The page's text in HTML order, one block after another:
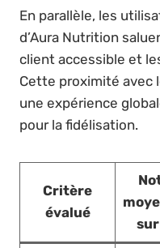
En parallèle, les
d’Aura Nutrition
client accessible et
Cette proximité avec
une expérience
pour la fidélisation.
Critère
évalué